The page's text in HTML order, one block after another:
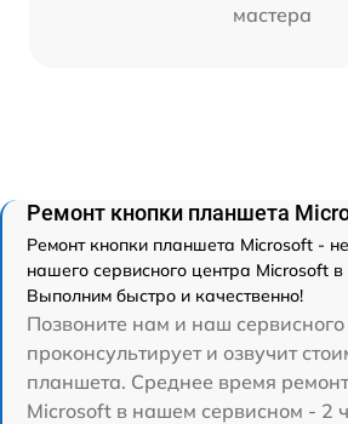
мастера
Ремонт кнопки планшета
Ремонт кнопки планшета Microsoft -
нашего сервисного центра Microsoft
Выполним быстро и качественно!
Позвоните нам и наш
проконсультирует и озвучит
планшета. Среднее время
Microsoft в нашем сервисном - 2